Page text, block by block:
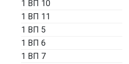
1 ВП 10
1 ВП 11
1 ВП 5
1 ВП 6
1 ВП 7